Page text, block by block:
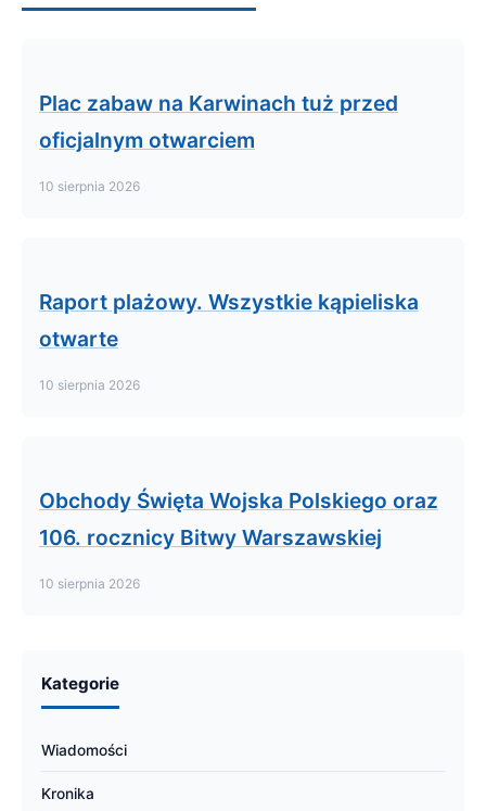
Plac zabaw na Karwinach tuż przed
oficjalnym otwarciem
10 sierpnia 2026
Raport plażowy. Wszystkie kąpieliska
otwarte
10 sierpnia 2026
Obchody Święta Wojska Polskiego oraz
106. rocznicy Bitwy Warszawskiej
10 sierpnia 2026
Kategorie
Wiadomości
Kronika